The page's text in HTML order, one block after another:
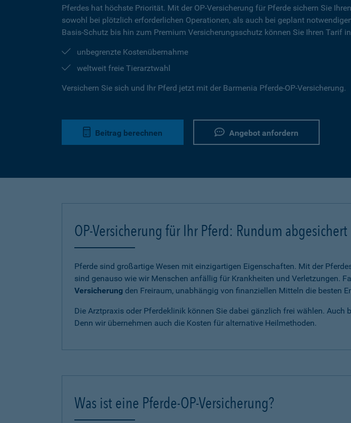
Pferdes hat höchste Priorität. Mit der OP-Versicherung für Pferde sichern Sie
sowohl bei plötzlich erforderlichen Operationen, als auch bei geplant
Basis-Schutz bis hin zum Premium Versicherungsschutz können Sie Ihren Tarif
unbegrenzte Kostenübernahme
weltweit freie Tierarztwahl
Versichern Sie sich und Ihr Pferd jetzt mit der Barmenia Pferde-OP-Versicherung.
Beitrag berechnen Angebot anfordern
OP-Versicherung für Ihr Pferd: Rundum abgesichert
Pferde sind großartige Wesen mit einzigartigen Eigenschaften. Mit der
sind genauso wie wir Menschen anfällig für Krankheiten und Verletzungen.
Versicherung den Freiraum, unabhängig von finanziellen Mitteln die besten
Die Arztpraxis oder Pferdeklinik können Sie dabei gänzlich frei wählen.
Denn wir übernehmen auch die Kosten für alternative Heilmethoden.
Was ist eine Pferde-OP-Versicherung?